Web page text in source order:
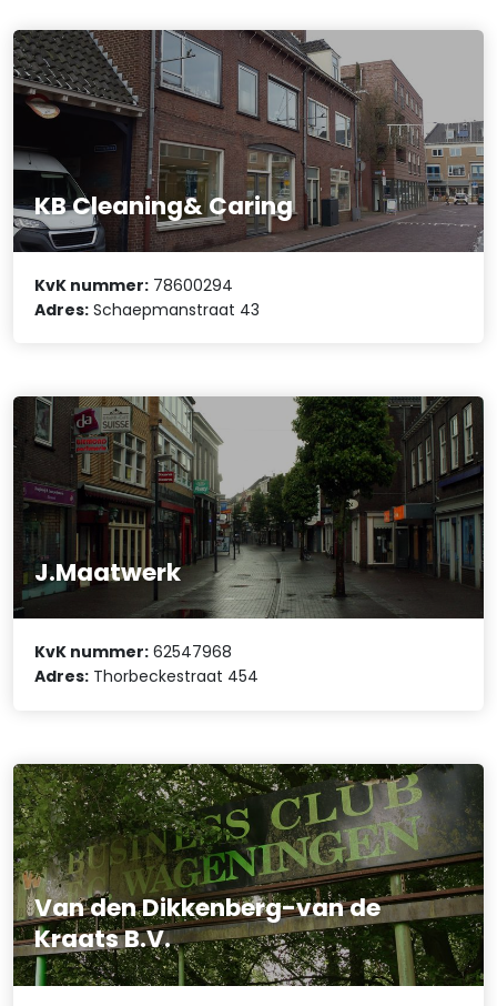
KB Cleaning& Caring
KvK nummer: 78600294
Adres: Schaepmanstraat 43
J.Maatwerk
KvK nummer: 62547968
Adres: Thorbeckestraat 454
Van den Dikkenberg-van de
Kraats B.V.